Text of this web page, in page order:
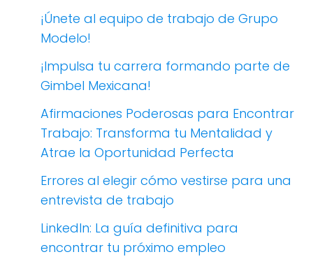
¡Únete al equipo de trabajo de Grupo
Modelo!
¡Impulsa tu carrera formando parte de
Gimbel Mexicana!
Afirmaciones Poderosas para Encontrar
Trabajo: Transforma tu Mentalidad y
Atrae la Oportunidad Perfecta
Errores al elegir cómo vestirse para una
entrevista de trabajo
LinkedIn: La guía definitiva para
encontrar tu próximo empleo